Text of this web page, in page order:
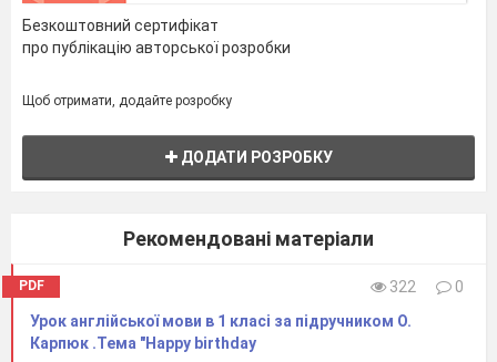
3MiHa до
Безкоштовний сертифікат
про публікацію авторської розробки
Щоб отримати, додайте розробку
ДОДАТИ РОЗРОБКУ
Рекомендовані матеріали
PDF 322
0
Урок англійської мови в 1 класі за підручником О.
Карпюк .Тема "Happy birthday